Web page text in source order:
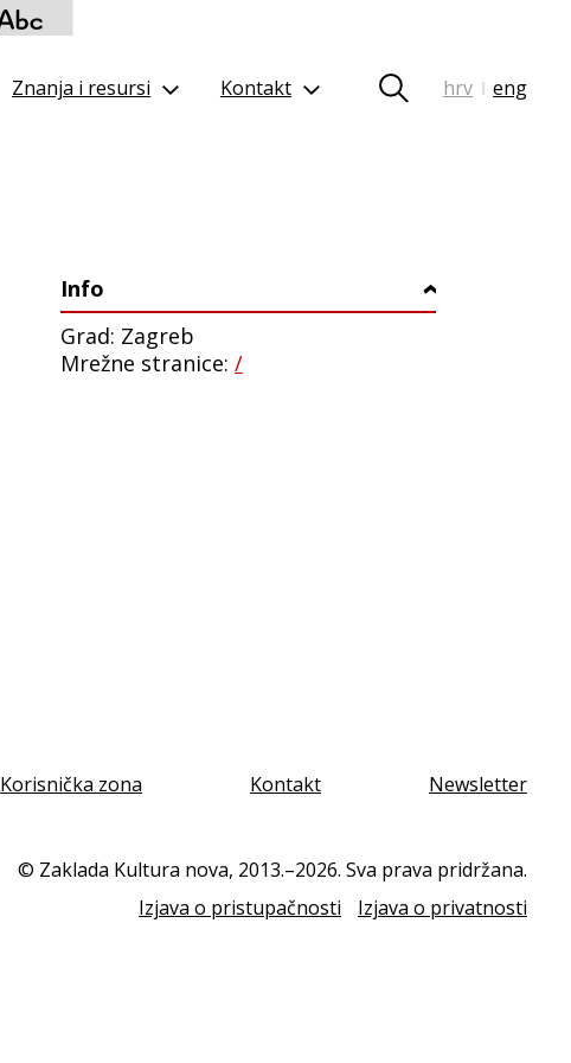
Znanja i resursi Kontakt hrv | eng
Info ›
Grad: Zagreb
Mrežne stranice: /
Korisnička zona Kontakt Newsletter
© Zaklada Kultura nova, 2013.–2026. Sva prava pridržana.
Izjava o pristupačnosti
Izjava o privatnosti